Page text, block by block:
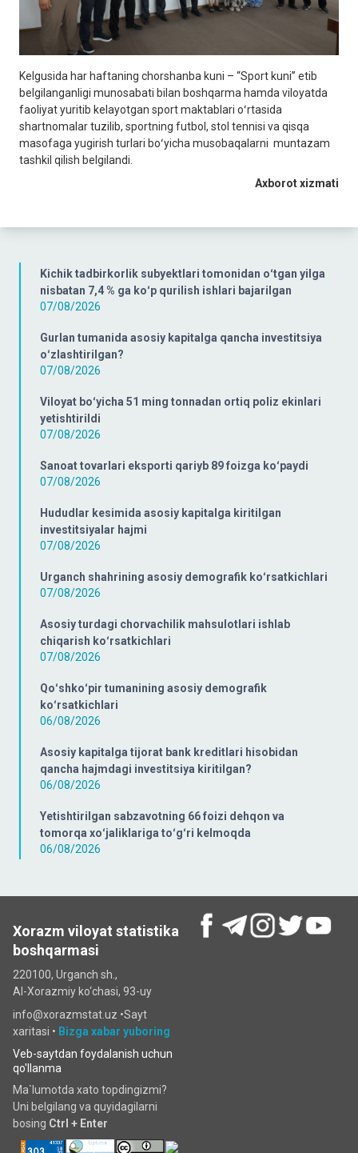
Kichik tadbirkorlik subyektlari tomonidan oʻtgan yilga
nisbatan 7,4 % ga koʻp qurilish ishlari bajarilgan
07/08/2026
Gurlan tumanida asosiy kapitalga qancha investitsiya
oʻzlashtirilgan?
07/08/2026
Viloyat boʻyicha 51 ming tonnadan ortiq poliz ekinlari
yetishtirildi
07/08/2026
Sanoat tovarlari eksporti qariyb 89 foizga koʻpaydi
07/08/2026
Hududlar kesimida asosiy kapitalga kiritilgan
investitsiyalar hajmi
07/08/2026
Urganch shahrining asosiy demografik koʻrsatkichlari
07/08/2026
Asosiy turdagi chorvachilik mahsulotlari ishlab
chiqarish koʻrsatkichlari
07/08/2026
Qoʻshkoʻpir tumanining asosiy demografik
koʻrsatkichlari
06/08/2026
Asosiy kapitalga tijorat bank kreditlari hisobidan
qancha hajmdagi investitsiya kiritilgan?
06/08/2026
Yetishtirilgan sabzavotning 66 foizi dehqon va
tomorqa xoʻjaliklariga toʻgʻri kelmoqda
06/08/2026
Kelgusida har haftaning chorshanba kuni – “Sport kuni” etib
belgilanganligi munosabati bilan boshqarma hamda viloyatda
faoliyat yuritib kelayotgan sport maktablari oʻrtasida
shartnomalar tuzilib, sportning futbol, stol tennisi va qisqa
masofaga yugirish turlari boʻyicha musobaqalarni muntazam
tashkil qilish belgilandi.
Axborot xizmati
Xorazm viloyat statistika
boshqarmasi
220100, Urganch sh.,
Al-Xorazmiy ko‘chаsi, 93-uy
info@xorazmstat.uz •Sayt
xaritasi • Bizga xabar yuboring
Veb-saytdan foydalanish uchun
qo'llanma
Ma`lumotda xato topdingizmi?
Uni belgilang va quyidagilarni
bosing Ctrl + Enter